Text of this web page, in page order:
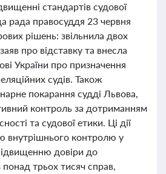
стандартів судової
рада правосуддя 23 червня
рішень: звільнила двох
про відставку та внесла
України про призначення
судів. Також
покарання судді Львова,
контроль за дотриманням
та судової етики. Ці дії
внутрішнього контролю у
довіри до
понад трьох тисяч справ,